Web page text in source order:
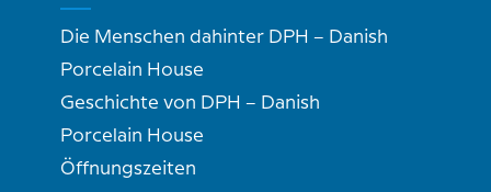
Die Menschen dahinter DPH – Danish
Porcelain House
Geschichte von DPH – Danish
Porcelain House
Öffnungszeiten